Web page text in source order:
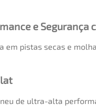
e Segurança
em pistas secas e
de ultra-alta